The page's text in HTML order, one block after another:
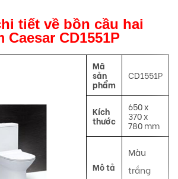
tiết về bồn cầu hai
Caesar CD1551P
Mã
sản
phẩm
CD1551P
Kích
thước
650 x
370 x
780 mm
Mô tả
Màu
trắng